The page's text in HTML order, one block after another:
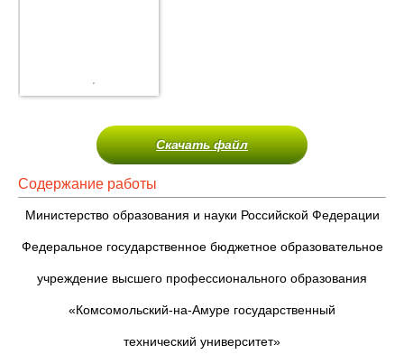
Скачать файл
Содержание работы
Министерство образования и науки Российской Федерации
Федеральное государственное бюджетное образовательное
учреждение высшего профессионального образования
«Комсомольский-на-Амуре государственный
технический университет»